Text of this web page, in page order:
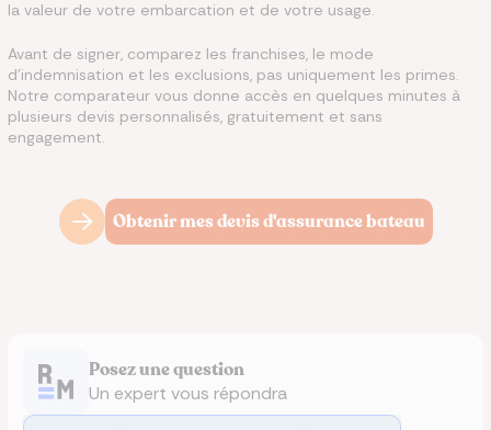
la valeur de votre embarcation et de votre usage.
Avant de signer, comparez les franchises, le mode
d'indemnisation et les exclusions, pas uniquement les primes.
Notre comparateur vous donne accès en quelques minutes à
plusieurs devis personnalisés, gratuitement et sans
engagement.
Obtenir mes devis d'assurance bateau
Posez une question
Un expert vous répondra